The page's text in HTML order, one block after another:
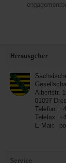
Herausgeber
Albertstr.
01097
Telefon:
Telefax:
E-Mail:
Service